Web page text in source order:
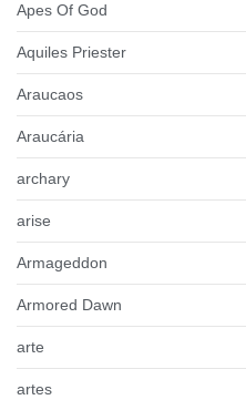
Apes Of God
Aquiles Priester
Araucaos
Araucária
archary
arise
Armageddon
Armored Dawn
arte
artes